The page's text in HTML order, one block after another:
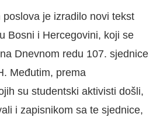
je izradilo novi tekst
Bosni i Hercegovini, koji se
Dnevnom redu 107. sjednice
Međutim, prema
su studentski aktivisti došli,
i zapisnikom sa te sjednice,